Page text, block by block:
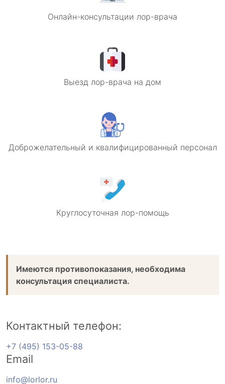
Онлайн-консультации лор-врача
Выезд лор-врача на дом
Доброжелательный и квалифицированный персонал
Круглосуточная лор-помощь
Имеются противопоказания, необходима
консультация специалиста.
Контактный телефон:
+7 (495) 153-05-88
Email
info@lorlor.ru